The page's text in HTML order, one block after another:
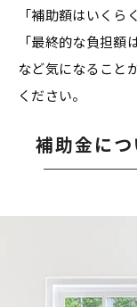
「補助額はいくら
「最終的な負担額
など気になること
ください。
補助金につ